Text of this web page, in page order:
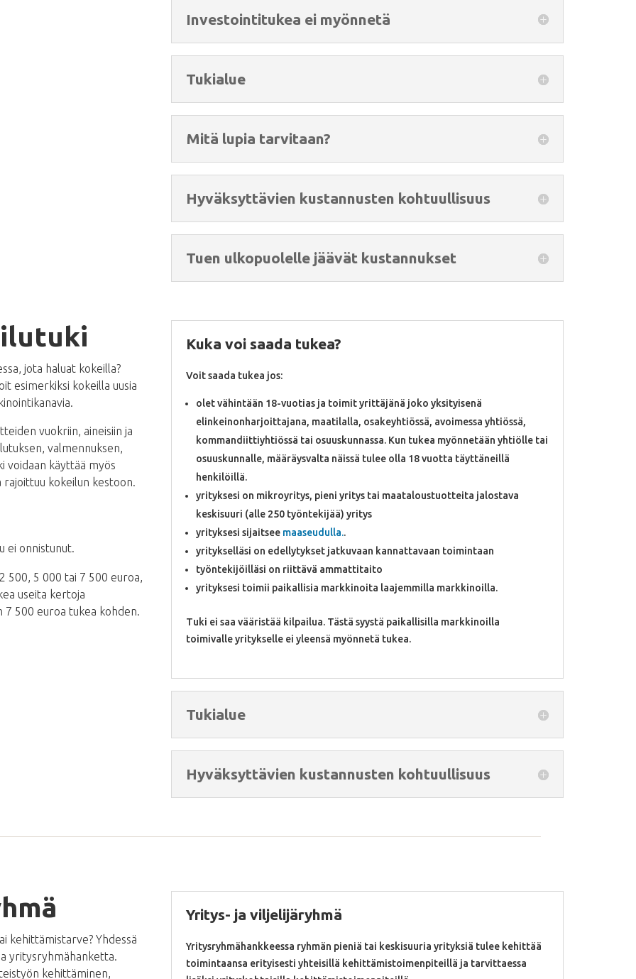
Investointitukea ei myönnetä
Tukialue
Mitä lupia tarvitaan?
Hyväksyttävien kustannusten kohtuullisuus
Tuen ulkopuolelle jäävät kustannukset
jota haluat kokeilla?
esimerkiksi kokeilla uusia
vuokriin, aineisiin ja
valmennuksen,
voidaan käyttää myös
kokeilun kestoon.
ei onnistunut.
500, 5 000 tai 7 500 euroa,
useita kertoja
7 500 euroa tukea kohden.
Kuka voi saada tukea?
Voit saada tukea jos:
olet vähintään 18-vuotias ja toimit yrittäjänä joko yksityisenä
elinkeinonharjoittajana, maatilalla, osakeyhtiössä, avoimessa yhtiössä,
kommandiittiyhtiössä tai osuuskunnassa. Kun tukea myönnetään yhtiölle tai
osuuskunnalle, määräysvalta näissä tulee olla 18 vuotta täyttäneillä
henkilöillä.
yrityksesi on mikroyritys, pieni yritys tai maataloustuotteita jalostava
keskisuuri (alle 250 työntekijää) yritys
yrityksesi sijaitsee maaseudulla..
yritykselläsi on edellytykset jatkuvaan kannattavaan toimintaan
työntekijöilläsi on riittävä ammattitaito
yrityksesi toimii paikallisia markkinoita laajemmilla markkinoilla.
Tuki ei saa vääristää kilpailua. Tästä syystä paikallisilla markkinoilla
toimivalle yritykselle ei yleensä myönnetä tukea.
Tukialue
Hyväksyttävien kustannusten kohtuullisuus
kehittämistarve? Yhdessä
yritysryhmähanketta.
kehittäminen,
Yritys- ja viljelijäryhmä
Yritysryhmähankkeessa ryhmän pieniä tai keskisuuria yrityksiä tulee kehittää
toimintaansa erityisesti yhteisillä kehittämistoimenpiteillä ja tarvittaessa